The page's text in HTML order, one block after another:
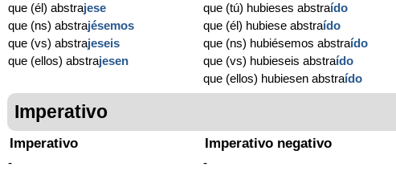
que (él) abstrajese
que (ns) abstrajésemos
que (vs) abstrajeseis
que (ellos) abstrajesen
que (tú) hubieses abstraído
que (él) hubiese abstraído
que (ns) hubiésemos abstraído
que (vs) hubieseis abstraído
que (ellos) hubiesen abstraído
Imperativo
Imperativo
-
Imperativo negativo
-